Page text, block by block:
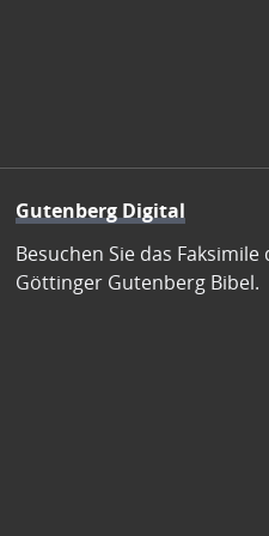
Gutenberg Digital
Besuchen Sie das Faksimile
Göttinger Gutenberg Bibel.